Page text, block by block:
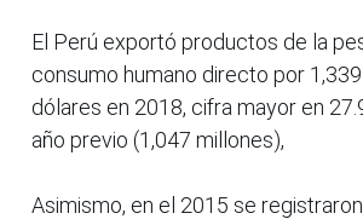
El Perú exportó productos de la
consumo humano directo por
dólares en 2018, cifra mayor en
año previo (1,047 millones),
Asimismo, en el 2015 se